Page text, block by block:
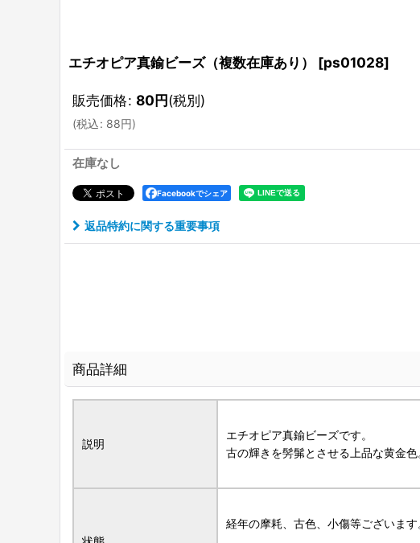
エチオピア真鍮ビーズ（複数在庫あり） [ps01028]
販売価格: 80円(税別)
(税込: 88円)
在庫なし
Facebookでシェア
返品特約に関する重要事項
商品詳細
説明
エチオピア真鍮ビーズです。
古の輝きを髣髴とさせる上品な黄金色
経年の摩耗、古色、小傷等ございます